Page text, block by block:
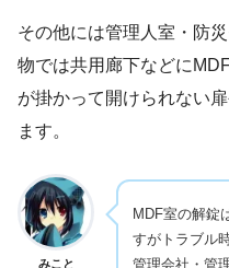
その他には管理人室・防
物では共用廊下などに
が掛かって開けられない
ます。
みこと
MDF室の解錠
すがトラブル
管理会社・管